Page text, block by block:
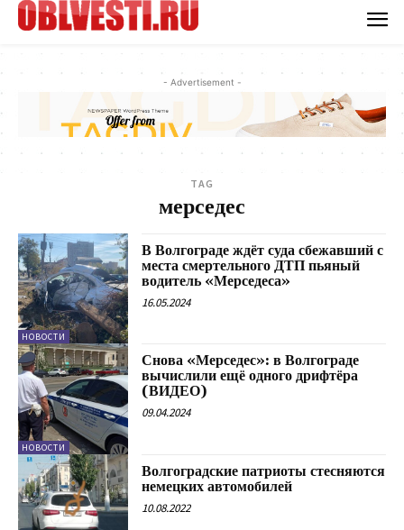
- Advertisement -
TAG
мерседес
НОВОСТИ
В Волгограде ждёт суда сбежавший с
места смертельного ДТП пьяный
водитель «Мерседеса»
16.05.2024
НОВОСТИ
Снова «Мерседес»: в Волгограде
вычислили ещё одного дрифтёра
(ВИДЕО)
09.04.2024
Волгоградские патриоты стесняются
немецких автомобилей
10.08.2022